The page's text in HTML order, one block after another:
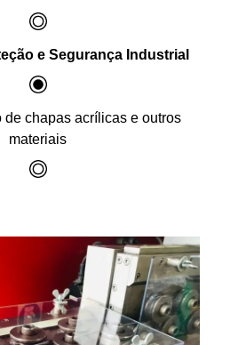
e Segurança Industrial
chapas acrílicas e outros
materiais